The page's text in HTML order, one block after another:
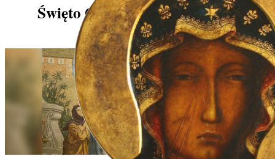
Święto Ofiarowania Pańskiego